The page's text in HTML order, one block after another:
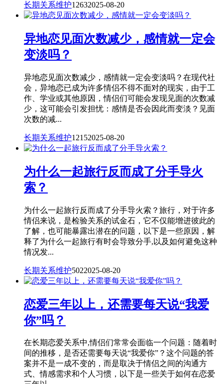
长期关系维护12632025-08-20
异地恋见面次数减少，感情就一定会
变淡吗？
异地恋见面次数减少，感情就一定会变淡吗？在现代社
会，异地恋已成为许多情侣不得不面对的现实，由于工
作、学业或其他原因，情侣们可能会发现见面的次数减
少，这可能会引发担忧：感情是否会因此而变淡？见面
次数的减...
长期关系维护12152025-08-20
为什么一起旅行反而成了分手导火
索？
为什么一起旅行反而成了分手导火索？旅行，对于许多
情侣来说，是检验关系的试金石，它不仅能增进彼此的
了解，也可能暴露出潜在的问题，以下是一些原因，解
释了为什么一起旅行有时会导致分手,以及如何避免这种
情况发...
长期关系维护5022025-08-20
恋爱三年以上，还需要每天说“我爱
你”吗？
在长期恋爱关系中,情侣们常常会面临一个问题：随着时
间的推移，是否还需要每天说“我爱你”？这个问题的答
案并不是一成不变的，而是取决于情侣之间的沟通方
式、情感需求和个人习惯，以下是一些关于如何在恋爱